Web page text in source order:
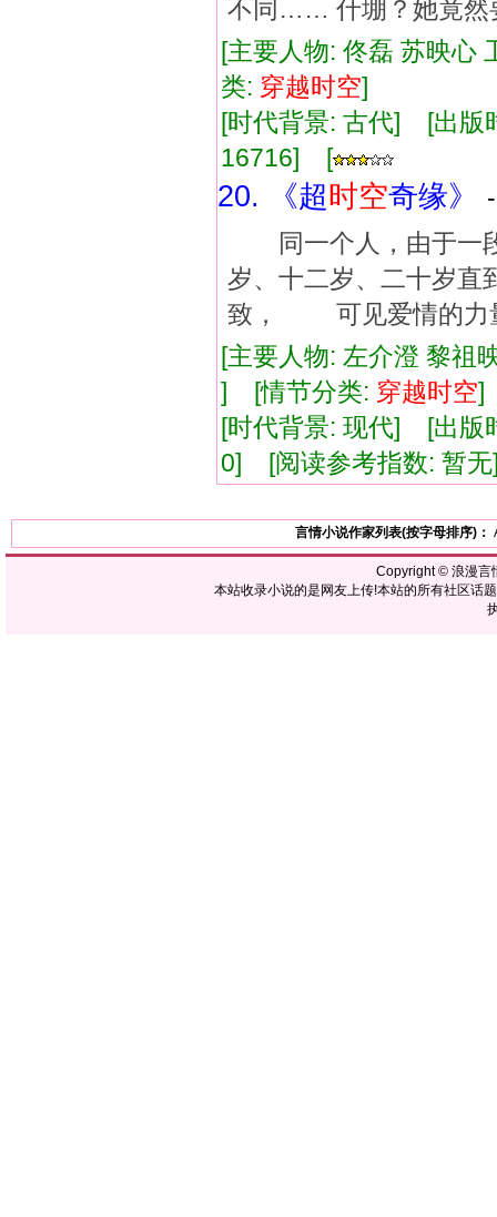
不同…… 什堋？她竟然
[主要人物: 佟磊 苏映
类: 穿越时空]
[时代背景: 古代] [出
16716] [
20. 《超时空奇缘》
同一个人，由于
岁、十二岁、二十岁
致， 可见爱情的力
[主要人物: 左介澄 黎祖
] [情节分类: 穿越时空
[时代背景: 现代] [出
0] [阅读参考指数: 暂无
言情小说作家列表(按字母排序)：
Copyright © 浪漫言
本站收录小说的是网友上传!本站的所有社区话